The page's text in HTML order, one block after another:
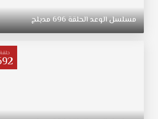
التي
ولدت
في
مسلسلالوعدالحلقة696مدبلج
حلقة